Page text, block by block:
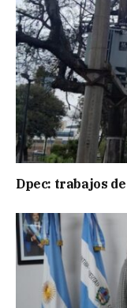
Dpec: trabajos